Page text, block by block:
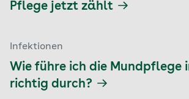
Pflege jetzt zählt
Infektionen
Wie führe ich die Mundpflege
richtig durch?